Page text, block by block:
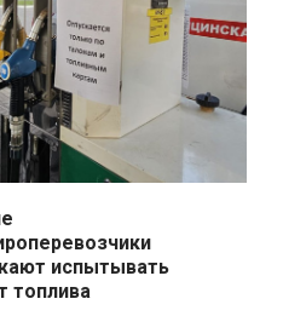
испытывать
топлива